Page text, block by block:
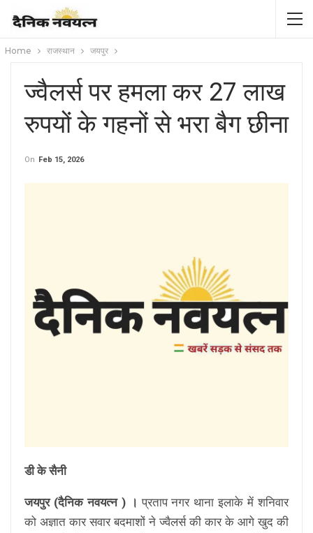
Home राजस्थान जयपुर
ज्वैलर्स पर हमला कर 27 लाख
रुपयों के गहनों से भरा बैग छीना
On Feb 15, 2026
डी के सैनी
जयपुर (दैनिक नवयत्न ) । प्रताप नगर थाना इलाके में शनिवार
को अज्ञात कार सवार बदमाशों ने ज्वैलर्स की कार के आगे खुद की